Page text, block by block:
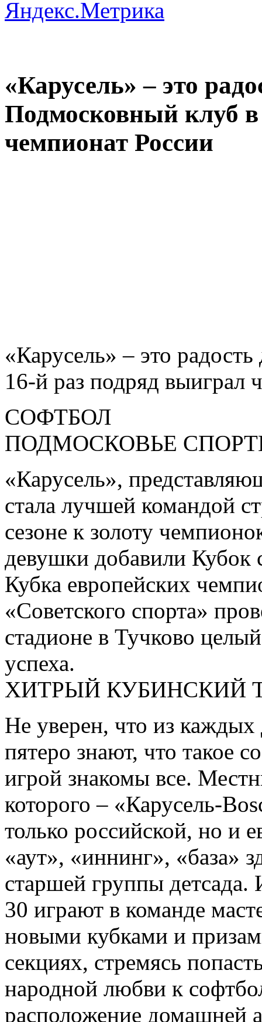
«Карусель» – это
Подмосковный клуб
чемпионат России
«Карусель» – это
16-й раз подряд выиграл
СОФТБОЛ
ПОДМОСКОВЬЕ
«Карусель»,
стала лучшей командой
сезоне к золоту
девушки добавили Кубок
Кубка европейских
«Советского спорта»
стадионе в Тучково
успеха.
ХИТРЫЙ КУБИНСКИЙ
Не уверен, что из
пятеро знают, что такое
игрой знакомы все.
которого – «Карусель-
только российской, но и
«аут», «иннинг», «база»
старшей группы детсада.
30 играют в команде
новыми кубками и
секциях, стремясь
народной любви к
расположение домашней